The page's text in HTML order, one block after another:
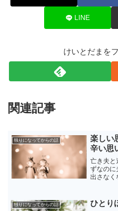
LINE
けいとだまを
関連記事
独りになってからの話
楽しい
辛い思
亡き夫と
ずなのに
出さなく
独りになってからの話 ひとり